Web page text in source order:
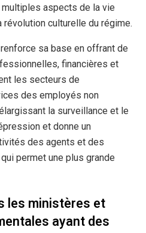
aspects de la vie
culturelle du régime.
sa base en offrant de
financières et
les secteurs de
des employés non
la surveillance et le
et donne un
des agents et des
permet une plus grande
les ministères et
ayant des